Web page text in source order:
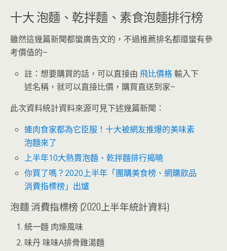
十大 泡麵、乾拌麵、素食泡麵排行榜
雖然這幾篇新聞都蠻廣告文的，不過推薦排名都還蠻有參
考價值的~
註：想要購買的話，可以直接由飛比價格輸入下
述名稱，就可以直接比價，購買直送到家~
此次資料統計資料來源可見下述幾篇新聞：
連肉食家都為它臣服！十大被網友推爆的美味素
泡麵來了
上半年10大熱賣泡麵、乾拌麵排行揭曉
你買了嗎？2020上半年「團購美食榜、網購飲品
消費指標榜」出爐
泡麵 消費指標榜 (2020上半年統計資料)
統一麵 肉燥風味
味丹 味味A排骨雞湯麵